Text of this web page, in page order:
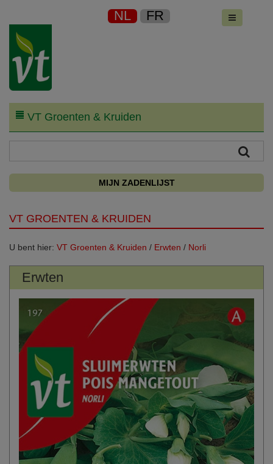
NL FR
VT Groenten & Kruiden
MIJN ZADENLIJST
VT GROENTEN & KRUIDEN
U bent hier: VT Groenten & Kruiden / Erwten / Norli
Erwten